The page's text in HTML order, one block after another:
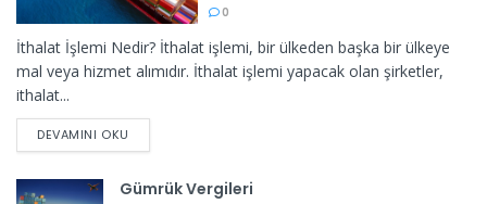
0
İthalat İşlemi Nedir? İthalat işlemi, bir ülkeden başka bir ülkeye
mal veya hizmet alımıdır. İthalat işlemi yapacak olan şirketler,
ithalat...
DEVAMINI OKU
Gümrük Vergileri